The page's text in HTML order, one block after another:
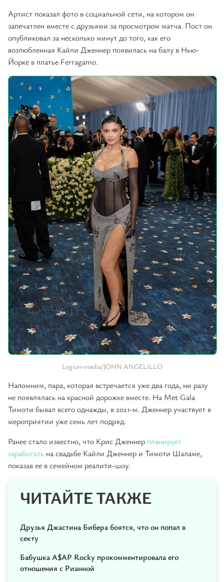
Артист показал фото в социальной сети, на котором он
запечатлен вместе с друзьями за просмотром матча. Пост он
опубликовал за несколько минут до того, как его
возлюбленная Кайли Дженнер появилась на балу в Нью-
Йорке в платье Ferragamo.
Legion-media/JOHN ANGELILLO
Напомним, пара, которая встречается уже два года, ни разу
не появлялась на красной дорожке вместе. На Met Gala
Тимоти бывал всего однажды, в 2021-м. Дженнер участвует в
мероприятии уже семь лет подряд.
Ранее стало известно, что Крис Дженнер планирует
заработать на свадьбе Кайли Дженнер и Тимоти Шаламе,
показав ее в семейном реалити-шоу.
ЧИТАЙТЕ ТАКЖЕ
Друзья Джастина Бибера боятся, что он попал в
секту
Бабушка A$AP Rocky прокомментировала его
отношения с Рианной